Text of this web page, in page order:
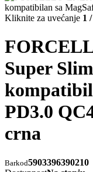
Kliknite za uvećanje 1
Super
PD3.0
crna
Barkod5903396390210